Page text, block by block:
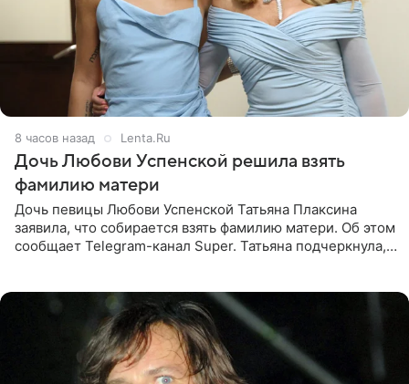
8 часов назад Lenta.Ru
Дочь Любови Успенской решила взять
фамилию матери
Дочь певицы Любови Успенской Татьяна Плаксина
заявила, что собирается взять фамилию матери. Об этом
сообщает Telegram-канал Super. Татьяна подчеркнула,